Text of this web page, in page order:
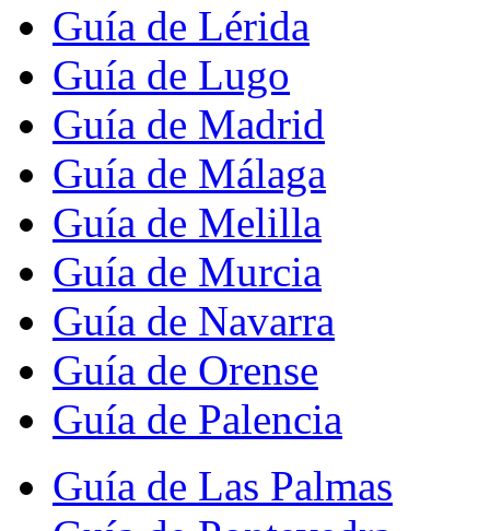
Guía de Lérida
Guía de Lugo
Guía de Madrid
Guía de Málaga
Guía de Melilla
Guía de Murcia
Guía de Navarra
Guía de Orense
Guía de Palencia
Guía de Las Palmas